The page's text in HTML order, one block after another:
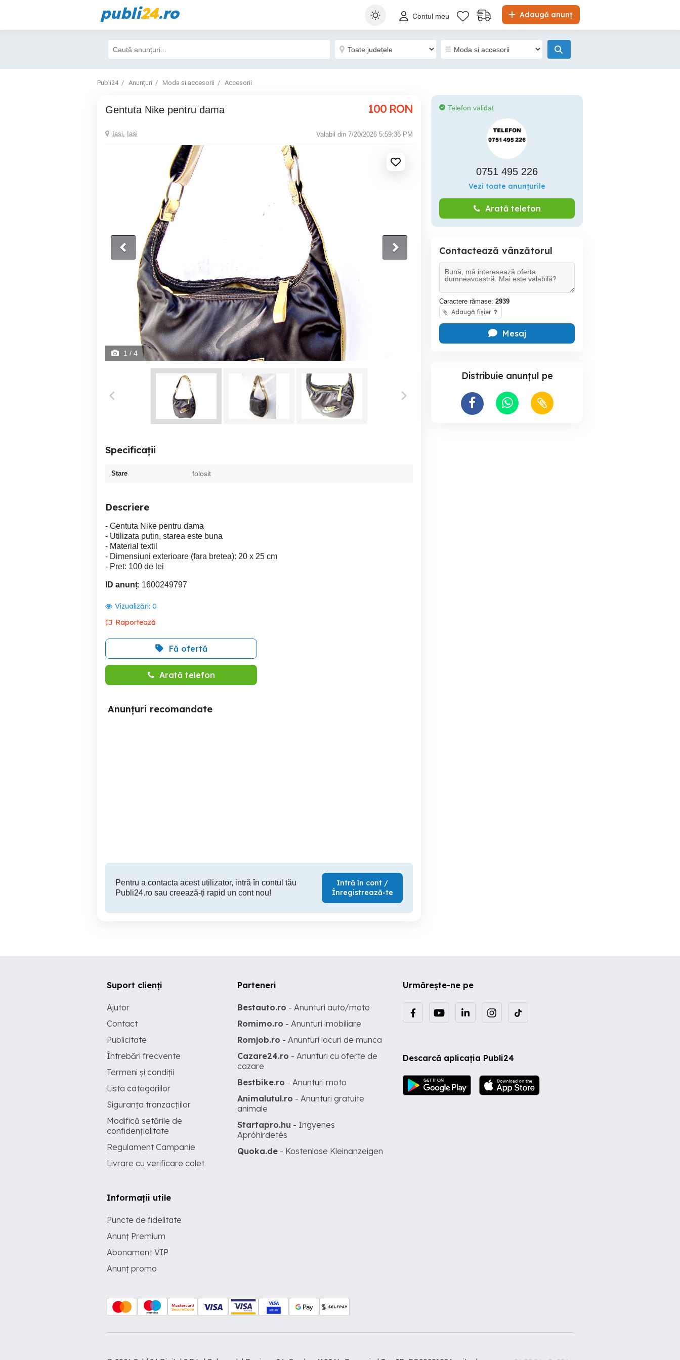
publi24.ro Adaugă anunț
Contul meu
Publi24 Anunțuri Moda si accesorii Accesorii
Gentuta Nike pentru dama 100 RON
Iasi, Iasi Valabil din 7/20/2026 5:59:36 PM
1 / 4
Specificații
Stare folosit
Descriere
- Gentuta Nike pentru dama
- Utilizata putin, starea este buna
- Material textil
- Dimensiuni exterioare (fara bretea): 20 x 25 cm
- Pret: 100 de lei
ID anunț: 1600249797
Vizualizări: 0
Raportează
Fă ofertă
Arată telefon
Anunțuri recomandate
Pentru a contacta acest utilizator, intră în contul tău
Publi24.ro sau creează-ți rapid un cont nou!
Intră în cont /
Înregistrează-te
Telefon validat
0751 495 226
Vezi toate anunțurile
Arată telefon
Contactează vânzătorul
Caractere rămase: 2939
Adaugă fișier ?
Mesaj
Distribuie anunțul pe
Urmărește-ne pe
Descarcă aplicația Publi24
Suport clienți
Ajutor
Contact
Publicitate
Întrebări frecvente
Termeni și condiții
Lista categoriilor
Siguranța tranzacțiilor
Modifică setările de
confidențialitate
Regulament Campanie
Livrare cu verificare colet
Informații utile
Puncte de fidelitate
Anunț Premium
Abonament VIP
Anunț promo
Parteneri
Bestauto.ro - Anunturi auto/moto
Romimo.ro - Anunturi imobiliare
Romjob.ro - Anunturi locuri de munca
Cazare24.ro - Anunturi cu oferte de
cazare
Bestbike.ro - Anunturi moto
Animalutul.ro - Anunturi gratuite
animale
Startapro.hu - Ingyenes
Apróhirdetés
Quoka.de - Kostenlose Kleinanzeigen